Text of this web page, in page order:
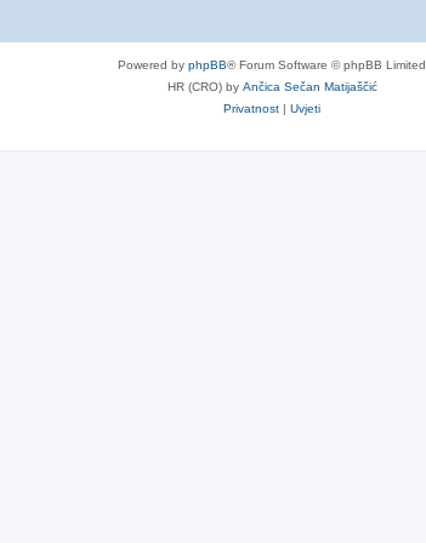
Powered by phpBB® Forum Software © phpBB Limited
HR (CRO) by Ančica Sečan Matijaščić
Privatnost | Uvjeti